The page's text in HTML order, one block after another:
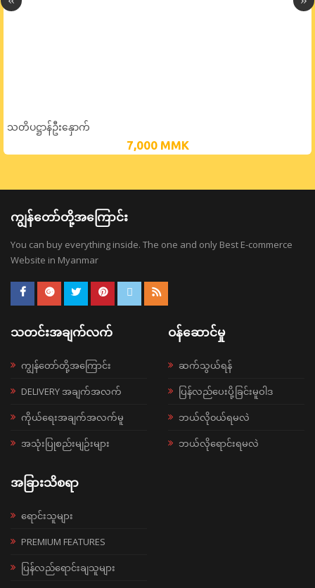
သတိပဋ္ဌာန်ဦးနှောက်
7,000 MMK
ကျွန်တော်တို့အကြောင်း
You can buy everything inside. The one and only Best E-commerce
Website in Myanmar
သတင်းအချက်လက်
ကျွန်တော်တို့အကြောင်း
DELIVERY အချက်အလက်
ကိုယ်ရေးအချက်အလက်မူ
အသုံးပြုစည်းမျဉ်းများ
ဝန်ဆောင်မှု
ဆက်သွယ်ရန်
ပြန်လည်ပေးပို့ခြင်းမူဝါဒ
ဘယ်လို၀ယ်ရမလဲ
ဘယ်လိုရောင်းရမလဲ
အခြားသိစရာ
ရောင်းသူများ
PREMIUM FEATURES
ပြန်လည်ရောင်းချသူများ